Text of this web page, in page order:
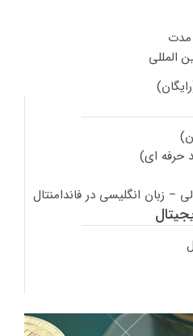
مدت
المللی
حرفه ای)
– زبان انگلیسی در فاندامنتال